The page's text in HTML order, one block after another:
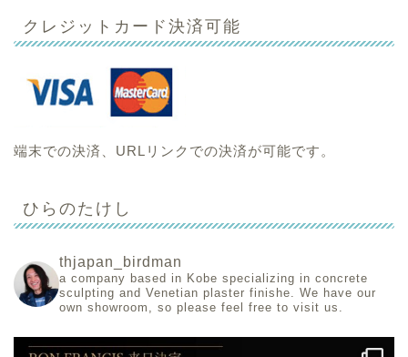
クレジットカード決済可能
端末での決済、URLリンクでの決済が可能です。
ひらのたけし
thjapan_birdman
a company based in Kobe specializing in concrete
sculpting and Venetian plaster finishe.
We have our
own showroom, so please feel free to visit us.